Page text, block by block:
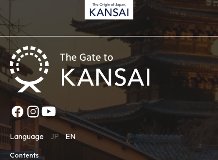
Language JP EN
Contents